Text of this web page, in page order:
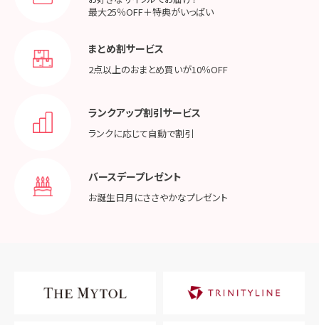
最大25％OFF＋特典がいっぱい
まとめ割サービス
2点以上のおまとめ買いが10％OFF
ランクアップ割引サービス
ランクに応じて自動で割引
バースデープレゼント
お誕生日月にささやかなプレゼント